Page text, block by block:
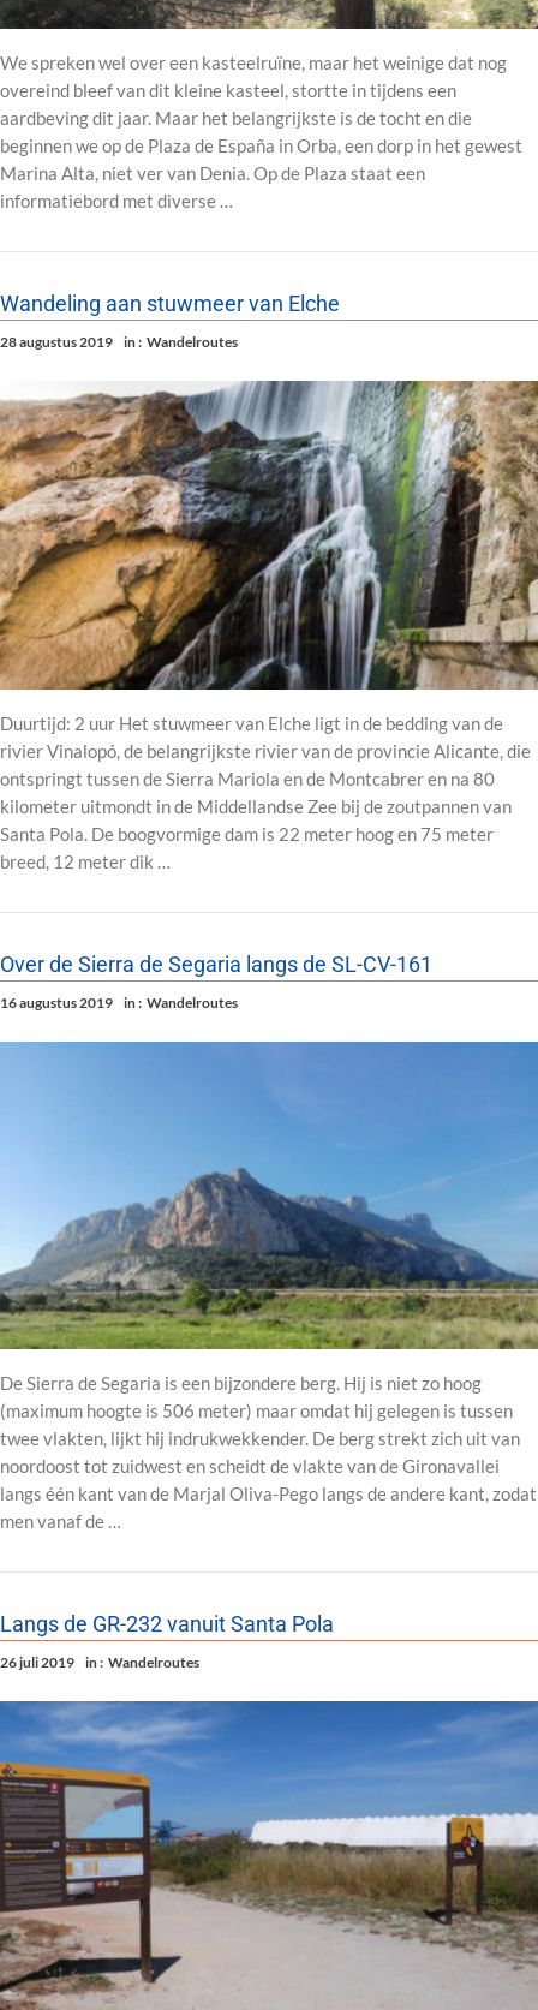
We spreken wel over een kasteelruïne, maar het weinige dat nog
overeind bleef van dit kleine kasteel, stortte in tijdens een
aardbeving dit jaar. Maar het belangrijkste is de tocht en die
beginnen we op de Plaza de España in Orba, een dorp in het gewest
Marina Alta, niet ver van Denia. Op de Plaza staat een
informatiebord met diverse …
Wandeling aan stuwmeer van Elche
28 augustus 2019 in : Wandelroutes
Duurtijd: 2 uur Het stuwmeer van Elche ligt in de bedding van de
rivier Vinalopó, de belangrijkste rivier van de provincie Alicante, die
ontspringt tussen de Sierra Mariola en de Montcabrer en na 80
kilometer uitmondt in de Middellandse Zee bij de zoutpannen van
Santa Pola. De boogvormige dam is 22 meter hoog en 75 meter
breed, 12 meter dik …
Over de Sierra de Segaria langs de SL-CV-161
16 augustus 2019 in : Wandelroutes
De Sierra de Segaria is een bijzondere berg. Hij is niet zo hoog
(maximum hoogte is 506 meter) maar omdat hij gelegen is tussen
twee vlakten, lijkt hij indrukwekkender. De berg strekt zich uit van
noordoost tot zuidwest en scheidt de vlakte van de Gironavallei
langs één kant van de Marjal Oliva-Pego langs de andere kant, zodat
men vanaf de …
Langs de GR-232 vanuit Santa Pola
26 juli 2019 in : Wandelroutes